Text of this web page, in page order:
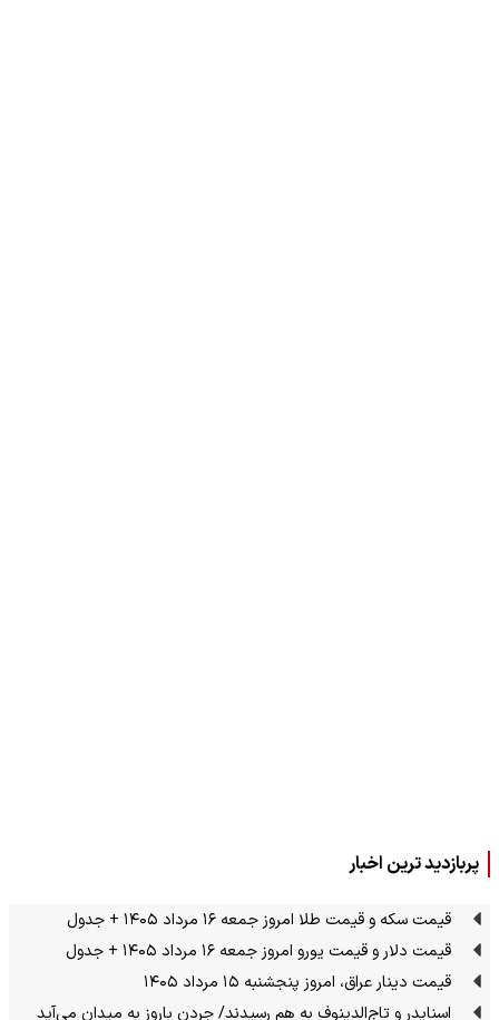
پربازدید ترین اخبار
قیمت سکه و قیمت طلا امروز جمعه ۱۶ مرداد ۱۴۰۵ + جدول
قیمت دلار و قیمت یورو امروز جمعه ۱۶ مرداد ۱۴۰۵ + جدول
قیمت دینار عراق، امروز پنجشنبه ۱۵ مرداد ۱۴۰۵
اسنایدر و تاج‌الدینوف به هم رسیدند/ جردن باروز به میدان می‌آید